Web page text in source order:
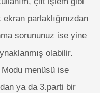
parlaklığınızdan
sorununuz ise yine
olabilir.
menüsü ise
ya da 3.parti bir